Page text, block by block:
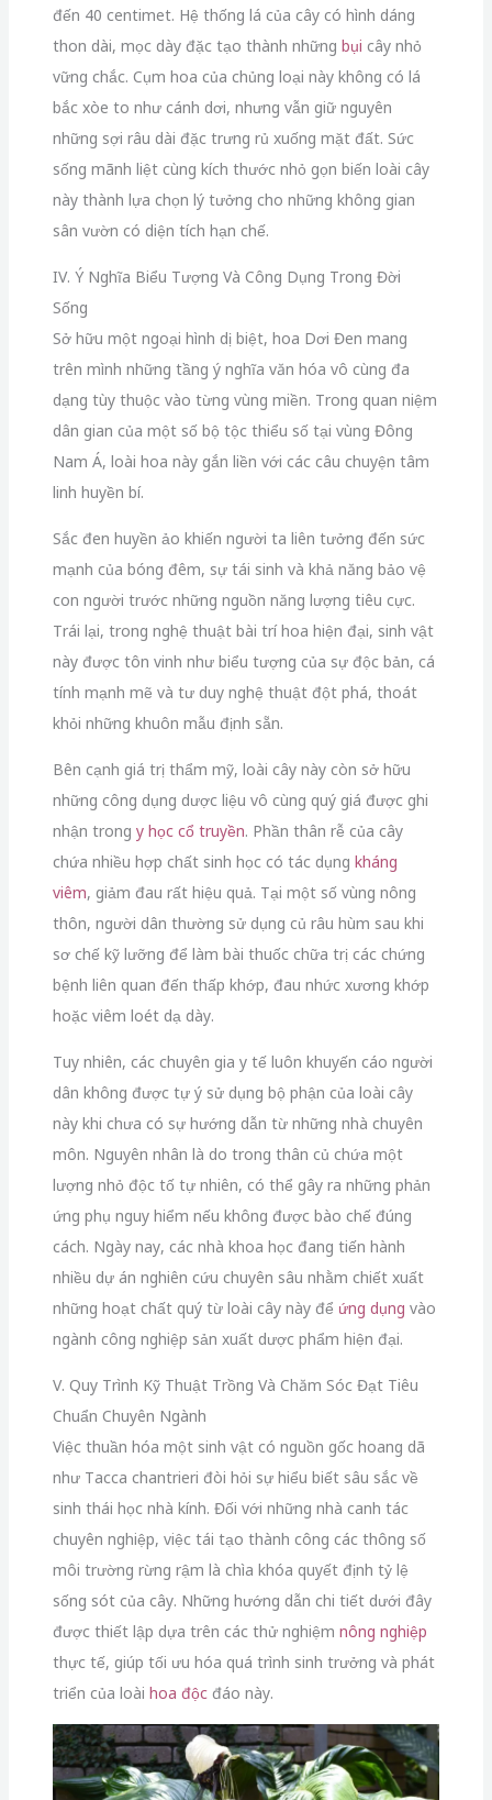
đến 40 centimet. Hệ thống lá của cây có hình dáng
thon dài, mọc dày đặc tạo thành những bụi cây nhỏ
vững chắc. Cụm hoa của chủng loại này không có lá
bắc xòe to như cánh dơi, nhưng vẫn giữ nguyên
những sợi râu dài đặc trưng rủ xuống mặt đất. Sức
sống mãnh liệt cùng kích thước nhỏ gọn biến loài cây
này thành lựa chọn lý tưởng cho những không gian
sân vườn có diện tích hạn chế.
IV. Ý Nghĩa Biểu Tượng Và Công Dụng Trong Đời
Sống
Sở hữu một ngoại hình dị biệt, hoa Dơi Đen mang
trên mình những tầng ý nghĩa văn hóa vô cùng đa
dạng tùy thuộc vào từng vùng miền. Trong quan niệm
dân gian của một số bộ tộc thiểu số tại vùng Đông
Nam Á, loài hoa này gắn liền với các câu chuyện tâm
linh huyền bí.
Sắc đen huyền ảo khiến người ta liên tưởng đến sức
mạnh của bóng đêm, sự tái sinh và khả năng bảo vệ
con người trước những nguồn năng lượng tiêu cực.
Trái lại, trong nghệ thuật bài trí hoa hiện đại, sinh vật
này được tôn vinh như biểu tượng của sự độc bản, cá
tính mạnh mẽ và tư duy nghệ thuật đột phá, thoát
khỏi những khuôn mẫu định sẵn.
Bên cạnh giá trị thẩm mỹ, loài cây này còn sở hữu
những công dụng dược liệu vô cùng quý giá được ghi
nhận trong y học cổ truyền. Phần thân rễ của cây
chứa nhiều hợp chất sinh học có tác dụng kháng
viêm, giảm đau rất hiệu quả. Tại một số vùng nông
thôn, người dân thường sử dụng củ râu hùm sau khi
sơ chế kỹ lưỡng để làm bài thuốc chữa trị các chứng
bệnh liên quan đến thấp khớp, đau nhức xương khớp
hoặc viêm loét dạ dày.
Tuy nhiên, các chuyên gia y tế luôn khuyến cáo người
dân không được tự ý sử dụng bộ phận của loài cây
này khi chưa có sự hướng dẫn từ những nhà chuyên
môn. Nguyên nhân là do trong thân củ chứa một
lượng nhỏ độc tố tự nhiên, có thể gây ra những phản
ứng phụ nguy hiểm nếu không được bào chế đúng
cách. Ngày nay, các nhà khoa học đang tiến hành
nhiều dự án nghiên cứu chuyên sâu nhằm chiết xuất
những hoạt chất quý từ loài cây này để ứng dụng vào
ngành công nghiệp sản xuất dược phẩm hiện đại.
V. Quy Trình Kỹ Thuật Trồng Và Chăm Sóc Đạt Tiêu
Chuẩn Chuyên Ngành
Việc thuần hóa một sinh vật có nguồn gốc hoang dã
như Tacca chantrieri đòi hỏi sự hiểu biết sâu sắc về
sinh thái học nhà kính. Đối với những nhà canh tác
chuyên nghiệp, việc tái tạo thành công các thông số
môi trường rừng rậm là chìa khóa quyết định tỷ lệ
sống sót của cây. Những hướng dẫn chi tiết dưới đây
được thiết lập dựa trên các thử nghiệm nông nghiệp
thực tế, giúp tối ưu hóa quá trình sinh trưởng và phát
triển của loài hoa độcđáo này.